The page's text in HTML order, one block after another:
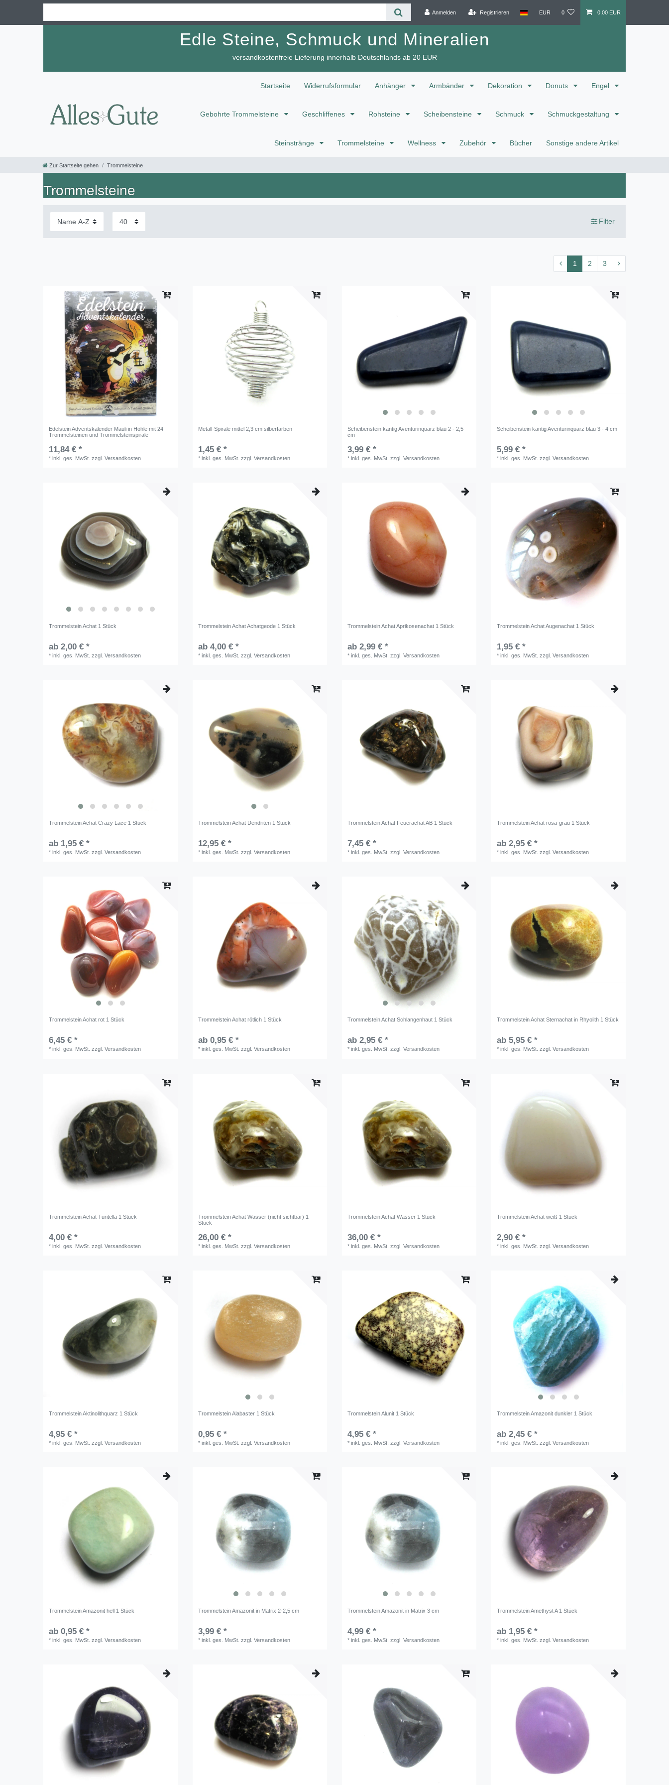
Anmelden Registrieren EUR 0 0,00 EUR
Edle Steine, Schmuck und Mineralien
versandkostenfreie Lieferung innerhalb Deutschlands ab 20 EUR
Startseite Widerrufsformular Anhänger Armbänder Dekoration Donuts Engel
Gebohrte Trommelsteine Geschliffenes Rohsteine Scheibensteine Schmuck Schmuckgestaltung
Steinstränge Trommelsteine Wellness Zubehör Bücher Sonstige andere Artikel
Zur Startseite gehen Trommelsteine
Trommelsteine
Filter
1 2 3
Edelstein Adventskalender Mauli in Höhle mit 24
Trommelsteinen und Trommelsteinspirale
11,84 € *
*inkl. ges. MwSt. zzgl.Versandkosten
Metall-Spirale mittel 2,3 cm silberfarben
1,45 € *
*inkl. ges. MwSt. zzgl.Versandkosten
Scheibenstein kantig Aventurinquarz blau 2 - 2,5
cm
3,99 € *
*inkl. ges. MwSt. zzgl.Versandkosten
Scheibenstein kantig Aventurinquarz blau 3 - 4 cm
5,99 € *
*inkl. ges. MwSt. zzgl.Versandkosten
Trommelstein Achat 1 Stück
ab 2,00 € *
*inkl. ges. MwSt. zzgl.Versandkosten
Trommelstein Achat Achatgeode 1 Stück
ab 4,00 € *
*inkl. ges. MwSt. zzgl.Versandkosten
Trommelstein Achat Aprikosenachat 1 Stück
ab 2,99 € *
*inkl. ges. MwSt. zzgl.Versandkosten
Trommelstein Achat Augenachat 1 Stück
1,95 € *
*inkl. ges. MwSt. zzgl.Versandkosten
Trommelstein Achat Crazy Lace 1 Stück
ab 1,95 € *
*inkl. ges. MwSt. zzgl.Versandkosten
Trommelstein Achat Dendriten 1 Stück
12,95 € *
*inkl. ges. MwSt. zzgl.Versandkosten
Trommelstein Achat Feuerachat AB 1 Stück
7,45 € *
*inkl. ges. MwSt. zzgl.Versandkosten
Trommelstein Achat rosa-grau 1 Stück
ab 2,95 € *
*inkl. ges. MwSt. zzgl.Versandkosten
Trommelstein Achat rot 1 Stück
6,45 € *
*inkl. ges. MwSt. zzgl.Versandkosten
Trommelstein Achat rötlich 1 Stück
ab 0,95 € *
*inkl. ges. MwSt. zzgl.Versandkosten
Trommelstein Achat Schlangenhaut 1 Stück
ab 2,95 € *
*inkl. ges. MwSt. zzgl.Versandkosten
Trommelstein Achat Sternachat in Rhyolith 1 Stück
ab 5,95 € *
*inkl. ges. MwSt. zzgl.Versandkosten
Trommelstein Achat Turitella 1 Stück
4,00 € *
*inkl. ges. MwSt. zzgl.Versandkosten
Trommelstein Achat Wasser (nicht sichtbar) 1
Stück
26,00 € *
*inkl. ges. MwSt. zzgl.Versandkosten
Trommelstein Achat Wasser 1 Stück
36,00 € *
*inkl. ges. MwSt. zzgl.Versandkosten
Trommelstein Achat weiß 1 Stück
2,90 € *
*inkl. ges. MwSt. zzgl.Versandkosten
Trommelstein Aktinolithquarz 1 Stück
4,95 € *
*inkl. ges. MwSt. zzgl.Versandkosten
Trommelstein Alabaster 1 Stück
0,95 € *
*inkl. ges. MwSt. zzgl.Versandkosten
Trommelstein Alunit 1 Stück
4,95 € *
*inkl. ges. MwSt. zzgl.Versandkosten
Trommelstein Amazonit dunkler 1 Stück
ab 2,45 € *
*inkl. ges. MwSt. zzgl.Versandkosten
Trommelstein Amazonit hell 1 Stück
ab 0,95 € *
*inkl. ges. MwSt. zzgl.Versandkosten
Trommelstein Amazonit in Matrix 2-2,5 cm
3,99 € *
*inkl. ges. MwSt. zzgl.Versandkosten
Trommelstein Amazonit in Matrix 3 cm
4,99 € *
*inkl. ges. MwSt. zzgl.Versandkosten
Trommelstein Amethyst A 1 Stück
ab 1,95 € *
*inkl. ges. MwSt. zzgl.Versandkosten